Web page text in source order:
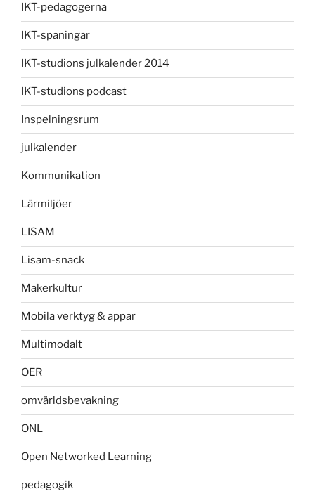
IKT-pedagogerna
IKT-spaningar
IKT-studions julkalender 2014
IKT-studions podcast
Inspelningsrum
julkalender
Kommunikation
Lärmiljöer
LISAM
Lisam-snack
Makerkultur
Mobila verktyg & appar
Multimodalt
OER
omvärldsbevakning
ONL
Open Networked Learning
pedagogik